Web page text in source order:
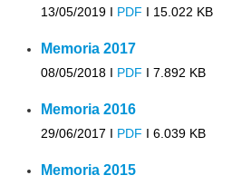
13/05/2019 I PDF I 15.022 KB
Memoria 2017
08/05/2018 I PDF I 7.892 KB
Memoria 2016
29/06/2017 I PDF I 6.039 KB
Memoria 2015